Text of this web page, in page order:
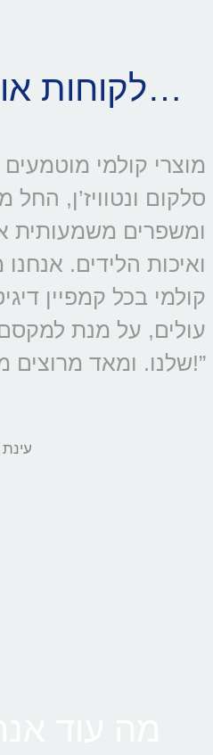
לקוחות אומרים עלינו…
ומשפרים משמעותית
ואיכות הלידים.
קולמי בכל קמפיין
עולים, על מנת
שלנו. ומאד מרוצים מהתוצאות ומהשרות!”
מה עוד